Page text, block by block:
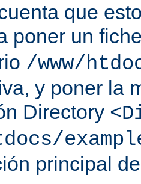
que
poner un
/www/
y poner la
Directory
principal